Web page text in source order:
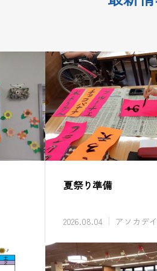
夏祭り準備
2026.08.04 アソカデイ